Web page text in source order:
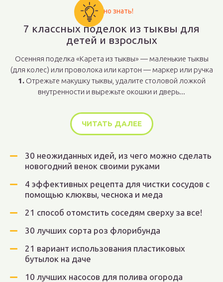
Важно знать!
7 классных поделок из тыквы для
детей и взрослых
Осенняя поделка «Карета из тыквы» — маленькие тыквы
(для колес) или проволока или картон — маркер или ручка
1.Отрежьте макушку тыквы, удалите столовой ложкой
внутренности и вырежьте окошки и дверь...
ЧИТАТЬ ДАЛЕЕ
30 неожиданных идей, из чего можно сделать
новогодний венок своими руками
4 эффективных рецепта для чистки сосудов с
помощью клюквы, чеснока и меда
21 способ отомстить соседям сверху за все!
30 лучших сорта роз флорибунда
21 вариант использования пластиковых
бутылок на даче
10 лучших насосов для полива огорода